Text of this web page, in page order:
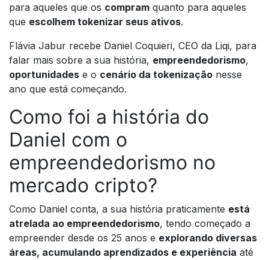
para aqueles que os compram quanto para aqueles
que escolhem tokenizar seus ativos.
Flávia Jabur recebe Daniel Coquieri, CEO da Liqi, para
falar mais sobre a sua história, empreendedorismo,
oportunidades e o cenário da tokenização nesse
ano que está começando.
Como foi a história do
Daniel com o
empreendedorismo no
mercado cripto?
Como Daniel conta, a sua história praticamente está
atrelada ao empreendedorismo, tendo começado a
empreender desde os 25 anos e explorando diversas
áreas, acumulando aprendizados e experiência até